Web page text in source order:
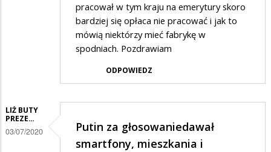
pracował w tym kraju na emerytury skoro
bardziej się opłaca nie pracować i jak to
mówią niektórzy mieć fabrykę w
spodniach. Pozdrawiam
ODPOWIEDZ
LIŻ BUTY
PREZE…
03/07/2020
Putin za głosowaniedawał
smartfony, mieszkania i